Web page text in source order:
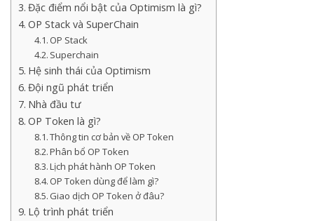
Đặc điểm nổi bật của Optimism là gì?
OP Stack và SuperChain
OP Stack
Superchain
Hệ sinh thái của Optimism
Đội ngũ phát triển
Nhà đầu tư
OP Token là gì?
Thông tin cơ bản về OP Token
Phân bổ OP Token
Lịch phát hành OP Token
OP Token dùng để làm gì?
Giao dịch OP Token ở đâu?
Lộ trình phát triển